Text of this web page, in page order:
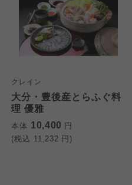
クレイン
大分・豊後産とらふぐ料
理 優雅
本体 10,400 円
(税込 11,232 円)
ご利用約款（
用規程
個人情報保
このサイトは7つの生協
コープきんき事業連合
特定商取引法